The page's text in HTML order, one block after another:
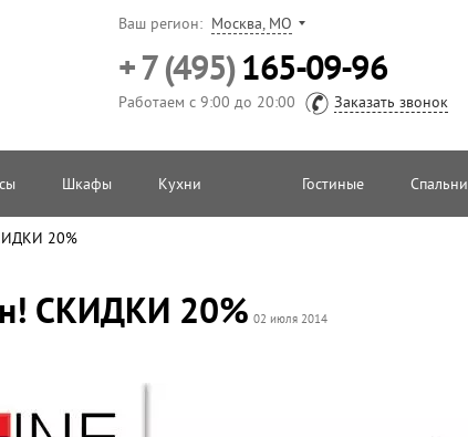
Ваш регион: Москва, МО
+ 7 (495)165-09-96
Работаем с 9:00 до 20:00 Заказать звонок
Шкафы Кухни Гостиные Спальни
20%
СКИДКИ 20% 02 июля 2014